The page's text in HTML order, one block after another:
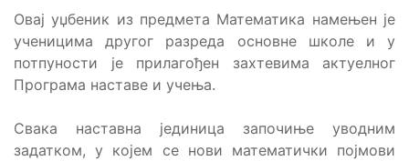
Овај уџбеник из предмета Математика намењен је
ученицима другог разреда основне школе и у
потпуности је прилагођен захтевима актуелног
Програма наставе и учења.
Свака наставна јединица започиње уводним
задатком, у којем се нови математички појмови